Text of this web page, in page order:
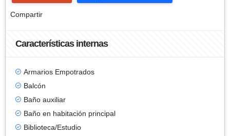
Compartir
Características internas
Armarios Empotrados
Balcón
Baño auxiliar
Baño en habitación principal
Biblioteca/Estudio